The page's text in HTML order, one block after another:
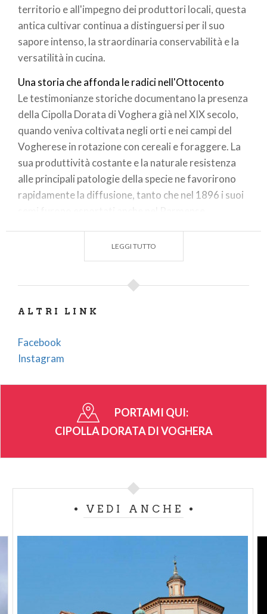
territorio e all'impegno dei produttori locali, questa
antica cultivar continua a distinguersi per il suo
sapore intenso, la straordinaria conservabilità e la
versatilità in cucina.
Una storia che affonda le radici nell'Ottocento
Le testimonianze storiche documentano la presenza
della Cipolla Dorata di Voghera già nel XIX secolo,
quando veniva coltivata negli orti e nei campi del
Vogherese in rotazione con cereali e foraggere. La
sua produttività costante e la naturale resistenza
alle principali patologie della specie ne favorirono
rapidamente la diffusione, tanto che nel 1896 i suoi
più produttive rischiò di far scomparire questa
genetico e culturale, nel 1991 nacque il
tutela la produzione attraverso un disciplinare
dedicato e la conservazione in purezza del seme.
La Cipolla Dorata di Voghera è facilmente
riconoscibile per la sua caratteristica forma a
trottola leggermente schiacciata, con bulbi del
protegge il bulbo durante la conservazione,
consentendo di mantenerne intatte le qualità per
molti mesi dopo la raccolta.
profumo intenso, l'elevata pungenza e una marcata
sapidità, caratteristiche che la rendono ideale sia
per preparazioni tradizionali sia per ricette
contemporanee. È inoltre naturalmente ricca di
LEGGI TUTTO
ALTRI LINK
Facebook
Instagram
PORTAMI QUI:
CIPOLLA DORATA DI VOGHERA
VEDI ANCHE